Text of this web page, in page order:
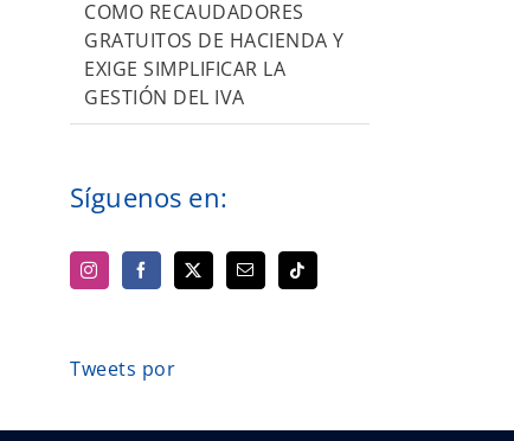
COMO RECAUDADORES
GRATUITOS DE HACIENDA Y
EXIGE SIMPLIFICAR LA
GESTIÓN DEL IVA
Síguenos en:
Tweets por